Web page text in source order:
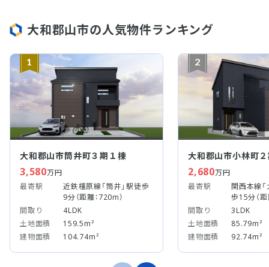
大和郡山市の人気物件ランキング
1
大和郡山市筒井町３期１棟
3,580万円
最寄駅
近鉄橿原線「筒井」駅徒歩
9分（距離：720m）
間取り
4LDK
土地面積
159.5m²
建物面積
104.74m²
2
大和郡山市小林町
2,680万円
最寄駅
関西本線
歩15分（
間取り
3LDK
土地面積
85.79m²
建物面積
92.74m²